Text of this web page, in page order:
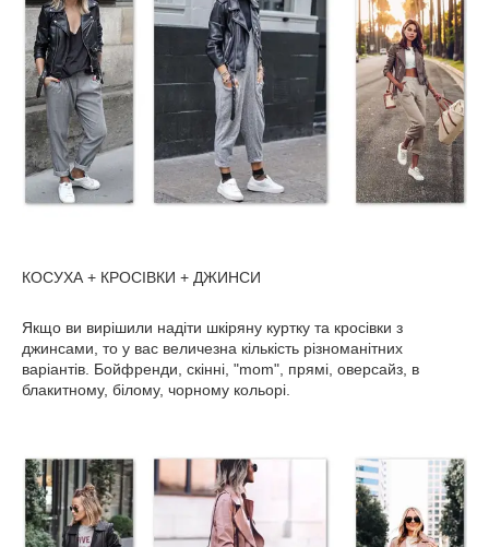
КОСУХА + КРОСІВКИ + ДЖИНСИ
Якщо ви вирішили надіти шкіряну куртку та кросівки з
джинсами, то у вас величезна кількість різноманітних
варіантів. Бойфренди, скінні, "mom", прямі, оверсайз, в
блакитному, білому, чорному кольорі.